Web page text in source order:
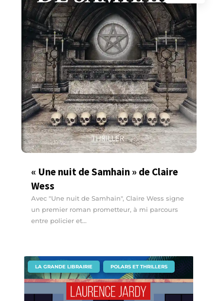
« Une nuit de Samhain » de Claire
Wess
Avec "Une nuit de Samhain", Claire Wess signe
un premier roman prometteur, à mi parcours
entre policier et...
LA GRANDE LIBRAIRIE POLARS ET THRILLERS